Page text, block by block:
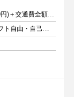
時給1200円(22時以降は1500円)＋交通費全額支給
週2日以上 1日6時間以上 シフト自由・自己申告